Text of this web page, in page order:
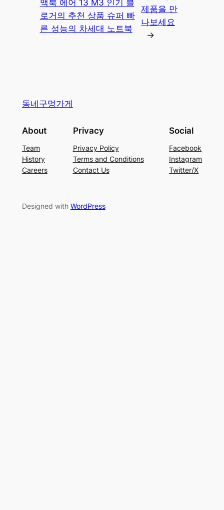
맥북 에어 13 M3 인기 블
로거의 추천 상품 슈퍼 빠
른 성능의 차세대 노트북
제품을 만
나보세요
→
동네구멍가게
About
Team
History
Careers
Privacy
Privacy Policy
Terms and Conditions
Contact Us
Social
Facebook
Instagram
Twitter/X
Designed with WordPress